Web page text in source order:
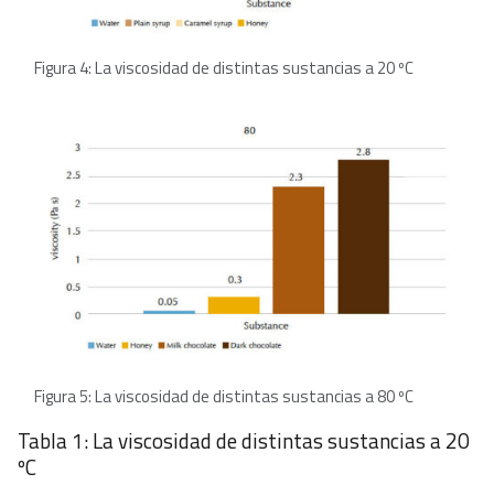
Figura 4: La viscosidad de distintas sustancias a 20 ºC
Figura 5: La viscosidad de distintas sustancias a 80 ºC
Tabla 1: La viscosidad de distintas sustancias a 20
ºC